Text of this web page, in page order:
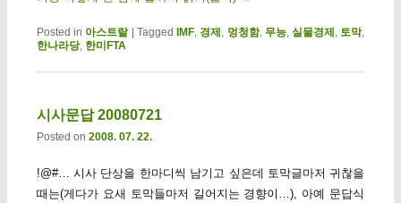
Posted in 아스트랄 | Tagged IMF 경제 멍청함, 무능,실물경제 토막,
한나라당, 한미FTA
시사문답 20080721
Posted on 2008. 07. 22.
!@#… 시사 단상을 한마디씩 남기고 싶은데 토막글마저 귀찮을
때는(게다가 요새 토막들마저 길어지는 경향이…), 아예 문답식